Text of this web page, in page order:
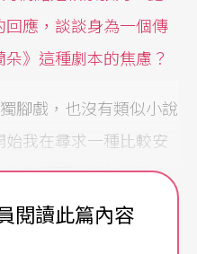
應，談談身為一個傳
》這種劇本的焦慮？
腳戲，也沒有類似小說
我在尋求一種比較安
家都可以參加的做
；後來我發現他非常
閱讀此篇內容